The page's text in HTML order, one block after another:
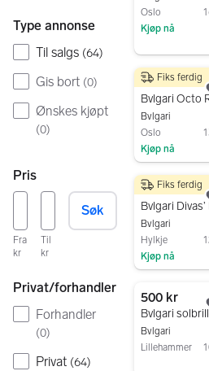
Type annonse
Til salgs (64)
Gis bort (0)
Ønskes kjøpt
(0)
Pris
Fra
kr
Til
kr
Søk
Privat/forhandler
Forhandler
(0)
Privat (64)
Oslo
Kjøp nå
Gå til
39 900 kr
Bvlgari
Oslo
Kjøp nå
Fiks ferdig
25 000 kr
Bvlgari
Hylkje
Kjøp nå
Fiks ferdig
500 kr
Bvlgari
Bvlgari
Lillehammer